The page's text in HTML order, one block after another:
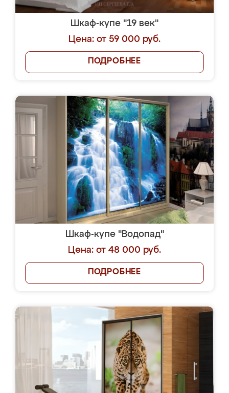
Шкаф-купе "19 век"
Цена: от 59 000 руб.
ПОДРОБНЕЕ
Шкаф-купе "Водопад"
Цена: от 48 000 руб.
ПОДРОБНЕЕ